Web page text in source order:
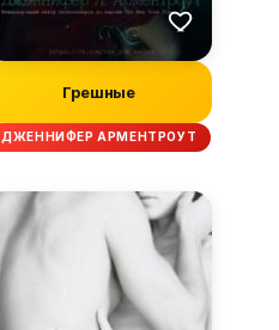
Грешные
ДЖЕННИФЕР АРМЕНТРОУТ